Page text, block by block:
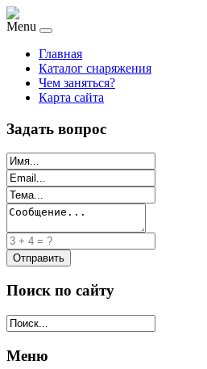
Menu
Главная
Каталог снаряжения
Чем заняться?
Карта сайта
Задать вопрос
Поиск по сайту
Меню